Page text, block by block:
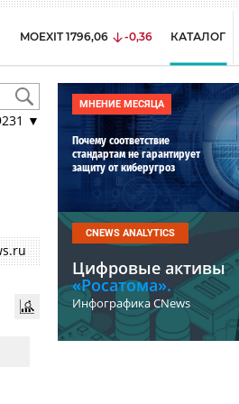
MOEXIT 1796,06 -0,36 КАТАЛОГ
▼
МНЕНИЕ МЕСЯЦА
Почему соответствие
стандартам не гарантирует
защиту от киберугроз
CNEWS ANALYTICS
Цифровые активы
«Росатома».
Инфографика CNews